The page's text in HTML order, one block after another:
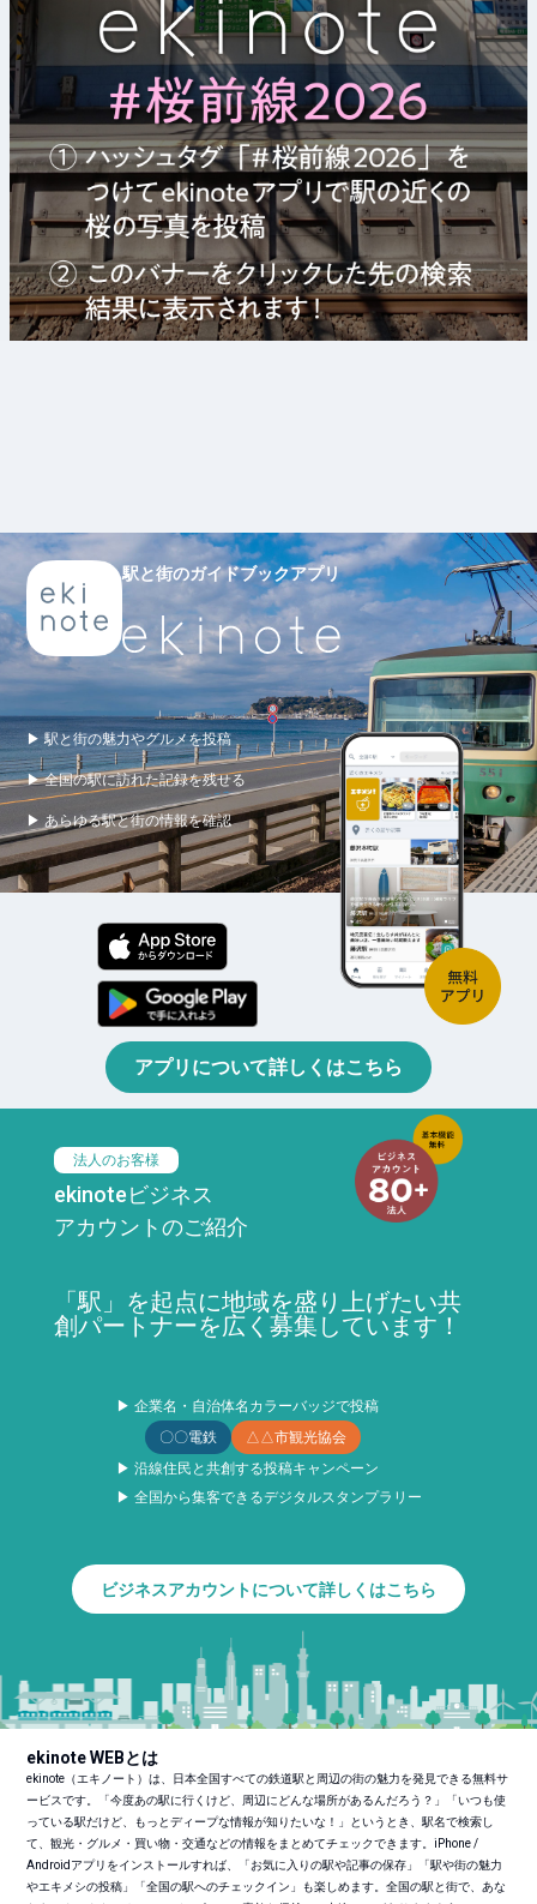
駅と街のガイドブックアプリ
▶ 駅と街の魅力やグルメを投稿
▶ 全国の駅に訪れた記録を残せる
▶ あらゆる駅と街の情報を確認
アプリについて詳しくはこちら
法人のお客様
ekinoteビジネス
アカウントのご紹介
「駅」を起点に地域を盛り上げたい共
創パートナーを広く募集しています！
▶ 企業名・自治体名カラーバッジで投稿
〇〇電鉄
△△市観光協会
▶ 沿線住民と共創する投稿キャンペーン
▶ 全国から集客できるデジタルスタンプラリー
ビジネスアカウントについて詳しくはこちら
ekinote WEBとは
ekinote（エキノート）は、日本全国すべての鉄道駅と周辺の街の魅力を発見できる無料サ
ービスです。「今度あの駅に行くけど、周辺にどんな場所があるんだろう？」「いつも使
っている駅だけど、もっとディープな情報が知りたいな！」というとき、駅名で検索し
て、観光・グルメ・買い物・交通などの情報をまとめてチェックできます。iPhone /
Androidアプリをインストールすれば、「お気に入りの駅や記事の保存」「駅や街の魅力
やエキメシの投稿」「全国の駅へのチェックイン」も楽しめます。全国の駅と街で、あな